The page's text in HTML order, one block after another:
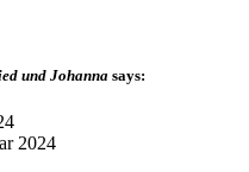
und Johanna says:
2024